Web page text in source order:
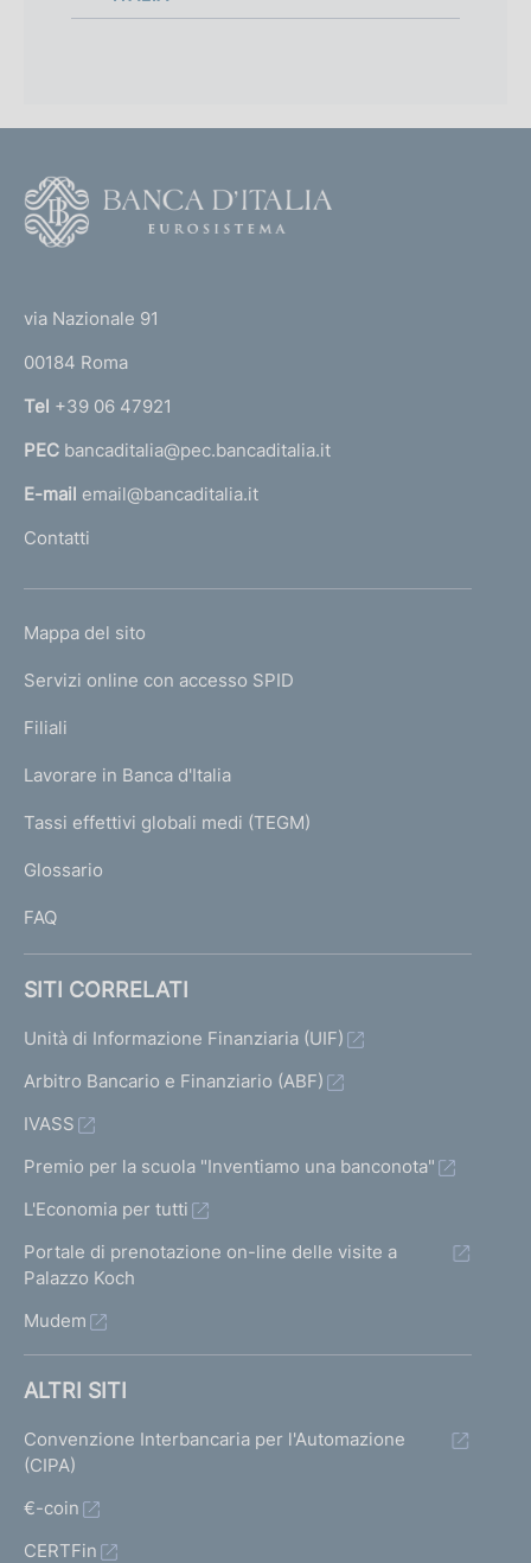
r
n
a
l
'
m
e
a
g
via Nazionale 91
00184 Roma
Tel +39 06 47921
PEC bancaditalia@pec.bancaditalia.it
E-mail email@bancaditalia.it
Contatti
L
N
K
T
I
I
Mappa del sito
Servizi online con accesso SPID
Filiali
Lavorare in Banca d'Italia
Tassi effettivi globali medi (TEGM)
Glossario
FAQ
SITI CORRELATI
Unità di Informazione Finanziaria (UIF)
Arbitro Bancario e Finanziario (ABF)
IVASS
Premio per la scuola "Inventiamo una banconota"
L'Economia per tutti
Portale di prenotazione on-line delle visite a
Palazzo Koch
Mudem
ALTRI SITI
Convenzione Interbancaria per l'Automazione
(CIPA)
€-coin
CERTFin